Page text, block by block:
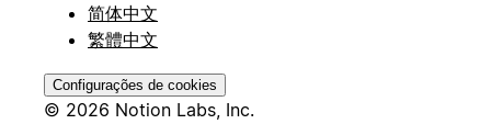
简体中文
繁體中文
Configurações de cookies
© 2026 Notion Labs, Inc.